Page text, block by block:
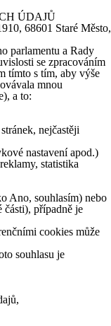
ÚDAJŮ
68601 Staré Město,
parlamentu a Rady
se zpracováním
tímto s tím, aby výše
mnou
a to:
nejčastěji
nastavení apod.)
statistika
Ano, souhlasím) nebo
části), případně je
cookies může
souhlasu je